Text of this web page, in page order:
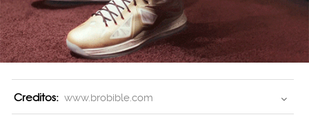
Creditos: www.brobible.com